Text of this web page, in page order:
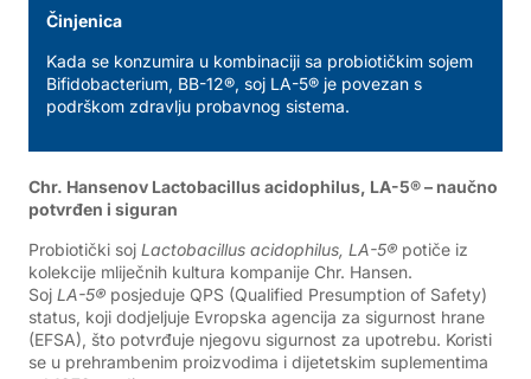
Činjenica
Kada se konzumira u kombinaciji sa probiotičkim sojem
Bifidobacterium, BB-12®, soj LA-5® je povezan s
podrškom zdravlju probavnog sistema.
Chr. Hansenov Lactobacillus acidophilus, LA-5® – naučno
potvrđen i siguran
Probiotički soj Lactobacillus acidophilus, LA-5® potiče iz
kolekcije mliječnih kultura kompanije Chr. Hansen.
Soj LA-5® posjeduje QPS (Qualified Presumption of Safety)
status, koji dodjeljuje Evropska agencija za sigurnost hrane
(EFSA), što potvrđuje njegovu sigurnost za upotrebu. Koristi
se u prehrambenim proizvodima i dijetetskim suplementima